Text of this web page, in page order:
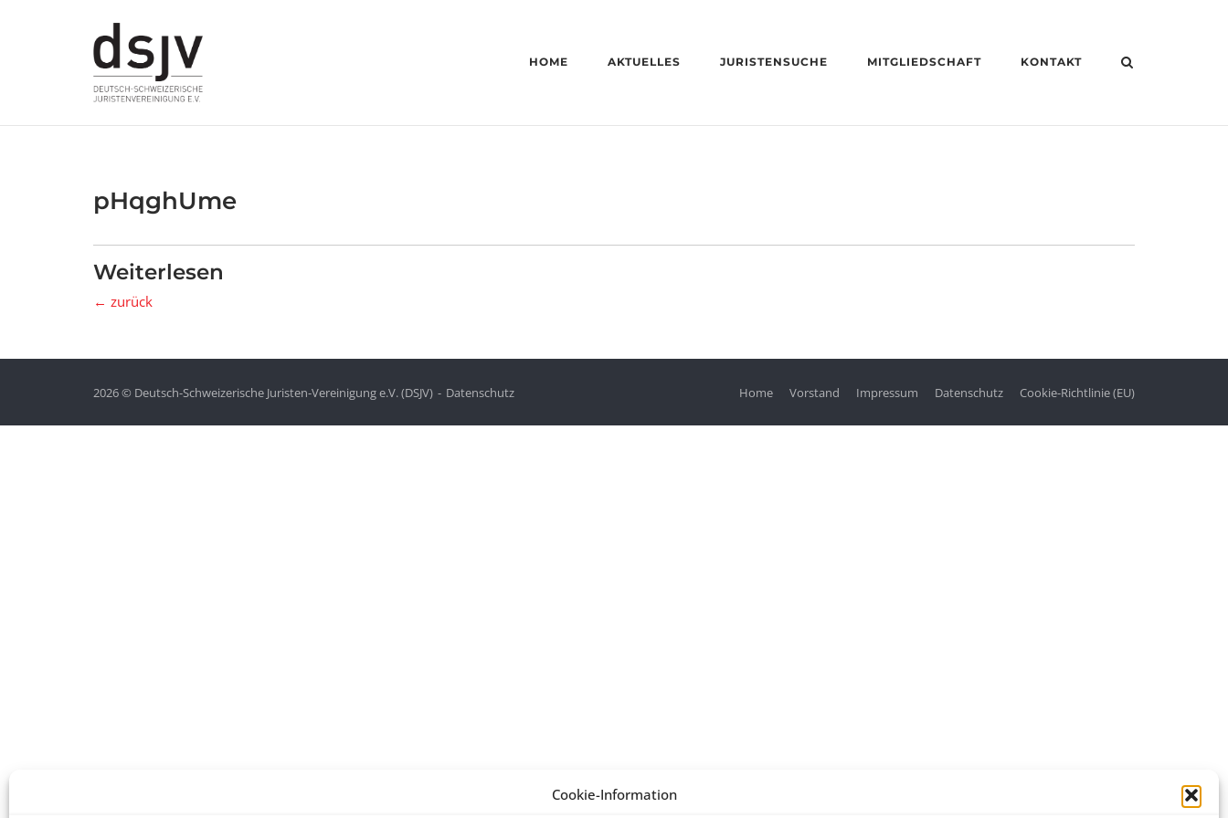
Cookie-Information
HOME AKTUELLES JURISTENSUCHE MITGLIEDSCHAFT KONTAKT
pHqghUme
Weiterlesen
← zurück
2026 © Deutsch-Schweizerische Juristen-Vereinigung e.V. (DSJV) Datenschutz Home Vorstand Impressum Datenschutz Cookie-Richtlinie (EU)